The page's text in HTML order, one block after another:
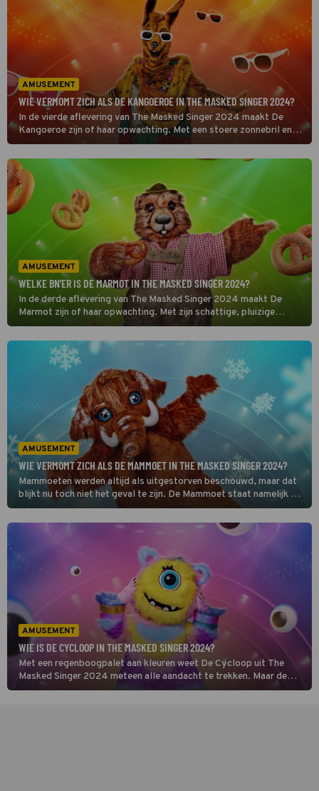
AMUSEMENT
WIE VERMOMT ZICH ALS DE KANGOEROE IN THE MASKED SINGER 2024?
In de vierde aflevering van The Masked Singer 2024 maakt De
Kangoeroe zijn of haar opwachting. Met een stoere zonnebril en
een sprongetje van energie is dit kleurrijke personage meteen een
blikvanger. Maar wie schuilt er achter dit levendige, bouncende
dier? [ONTHULD]
AMUSEMENT
WELKE BN'ER IS DE MARMOT IN THE MASKED SINGER 2024?
In de derde aflevering van The Masked Singer 2024 maakt De
Marmot zijn of haar opwachting. Met zijn schattige, pluizige
voorkomen weet dit masker vast meteen alle ogen op zich gericht
te krijgen. Maar wie zit er eigenlijk achter dit waakzame en
voorzichtige dier? [ONTHULD]
AMUSEMENT
WIE VERMOMT ZICH ALS DE MAMMOET IN THE MASKED SINGER 2024?
Mammoeten werden altijd als uitgestorven beschouwd, maar dat
blijkt nu toch niet het geval te zijn. De Mammoet staat namelijk op
het punt het podium van The Masked Singer 2024 te
betreden. Alleen om wie gaat het hier nu eigenlijk? [ONTHULD]
AMUSEMENT
WIE IS DE CYCLOOP IN THE MASKED SINGER 2024?
Met een regenboogpalet aan kleuren weet De Cycloop uit The
Masked Singer 2024 meteen alle aandacht te trekken. Maar de
vraag blijft: welke BN’er schuilt er achter dit opvallende masker?